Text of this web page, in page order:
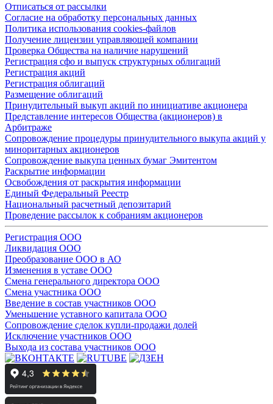
Отписаться от рассылки
Согласие на обработку персональных данных
Политика использования cookies-файлов
Получение лицензии управляющей компании
Проверка Общества на наличие нарушений
Регистрация сфо и выпуск структурных облигаций
Регистрация акций
Регистрация облигаций
Размещение облигаций
Принудительный выкуп акций по инициативе акционера
Представление интересов Общества (акционеров) в
Арбитраже
Сопровождение процедуры принудительного выкупа акций у
миноритарных акционеров
Сопровождение выкупа ценных бумаг Эмитентом
Раскрытие информации
Освобождения от раскрытия информации
Единый Федеральный Реестр
Национальный расчетный депозитарий
Проведение рассылок к собраниям акционеров
Регистрация ООО
Ликвидация ООО
Преобразование ООО в АО
Изменения в уставе ООО
Смена генерального директора ООО
Смена участника ООО
Введение в состав участников ООО
Уменьшение уставного капитала ООО
Сопровождение сделок купли-продажи долей
Исключение участников ООО
Выхода из состава участников ООО